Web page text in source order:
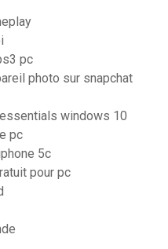
pc
photo sur snapchat
windows 10
pc
5c
pour pc